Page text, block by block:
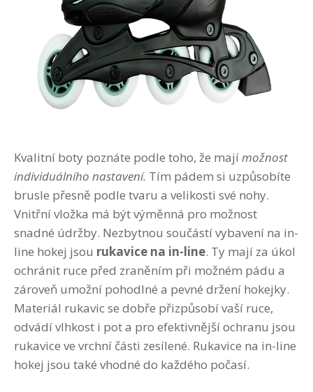
Kvalitní boty poznáte podle toho, že majímožnost
individuálního nastavení. Tím pádem si uzpůsobíte
brusle přesně podle tvaru a velikosti své nohy.
Vnitřní vložka má být výměnná pro možnost
snadné údržby. Nezbytnou součástí vybavení na in-
line hokej jsou rukavice na in-line. Ty mají za úkol
ochránit ruce před zraněním při možném pádu a
zároveň umožní pohodlné a pevné držení hokejky.
Materiál rukavic se dobře přizpůsobí vaší ruce,
odvádí vlhkost i pot a pro efektivnější ochranu jsou
rukavice ve vrchní části zesílené. Rukavice na in-line
hokej jsou také vhodné do každého počasí.